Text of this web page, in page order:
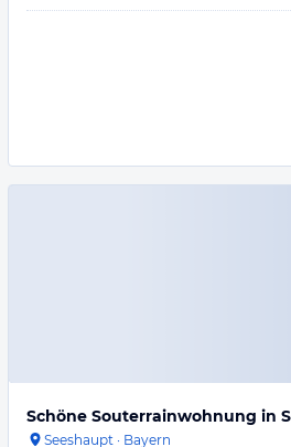
Schöne Souterrainwohnung in
Seeshaupt · Bayern